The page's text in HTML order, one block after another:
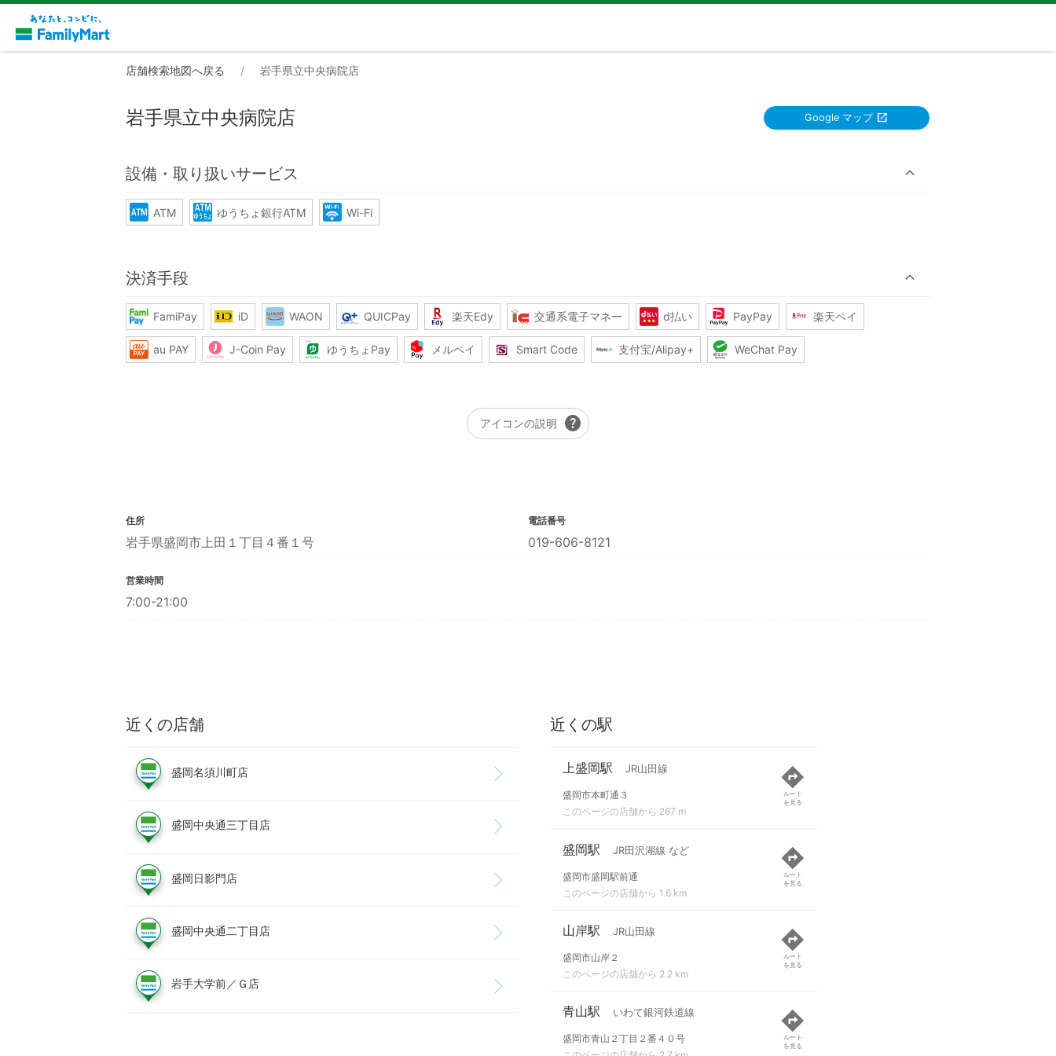
店舗検索地図へ戻る 岩手県立中央病院店
岩手県立中央病院店 Google マップ
設備・取り扱いサービス
ATM ゆうちょ銀行ATM Wi-Fi
決済手段
FamiPay iD WAON QUICPay 楽天Edy 交通系電子マネー d払い PayPay 楽天ペイ
au PAY J-Coin Pay ゆうちょPay メルペイ Smart Code 支付宝/Alipay+ WeChat Pay
アイコンの説明 help
住所
岩手県盛岡市上田１丁目４番１号
電話番号
019-606-8121
営業時間
7:00-21:00
近くの店舗
盛岡名須川町店
盛岡中央通三丁目店
盛岡日影門店
盛岡中央通二丁目店
岩手大学前／Ｇ店
近くの駅
上盛岡駅 JR山田線
盛岡市本町通３
このページの店舗から 267 m
ルート
を見る
盛岡駅 JR田沢湖線 など
盛岡市盛岡駅前通
このページの店舗から 1.6 km
ルート
を見る
山岸駅 JR山田線
盛岡市山岸２
このページの店舗から 2.2 km
ルート
を見る
青山駅 いわて銀河鉄道線
盛岡市青山２丁目２番４０号
ルート
を見る